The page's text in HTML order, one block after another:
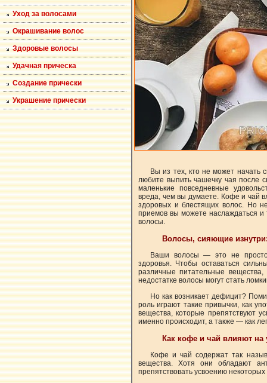
Уход за волосами
Окрашивание волос
Здоровые волосы
Удачная прическа
Создание прически
Украшение прически
Вы из тех, кто не может начать
любите выпить чашечку чая после
маленькие повседневные
вреда, чем вы думаете. Кофе и чай
здоровых и блестящих волос. Но
приемов вы можете наслаждаться и
волосы.
Волосы, сияющие
Ваши волосы — это не просто
здоровья. Чтобы оставаться
различные питательные
недостатке волосы могут стать
Но как возникает дефицит?
роль играют такие привычки, как
вещества, которые препятствуют
именно происходит, а также — как
Как кофе и чай влияют на
Кофе и чай содержат так
вещества. Хотя они обладают
препятствовать усвоению